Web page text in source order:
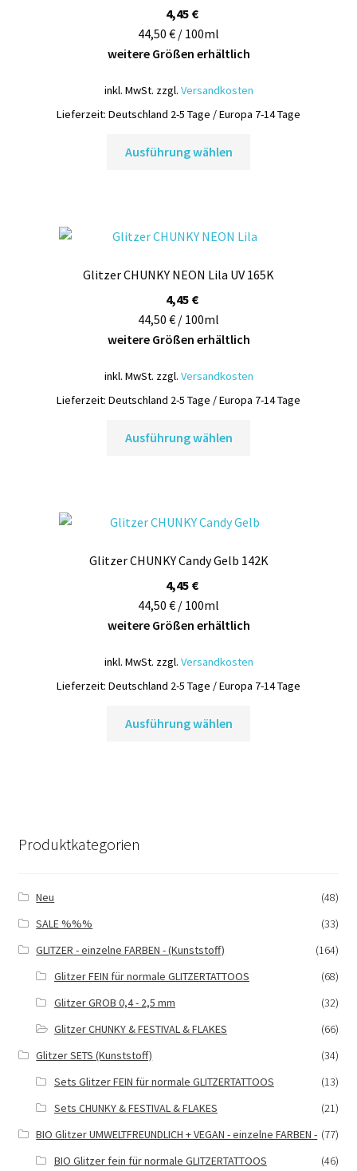
4,45 €
44,50 € / 100ml
weitere Größen erhältlich
inkl. MwSt. zzgl. Versandkosten
Lieferzeit: Deutschland 2-5 Tage / Europa 7-14 Tage
Ausführung wählen
auf.
Optionen
gewählt
werden
Glitzer CHUNKY NEON Lila UV 165K
4,45 €
44,50 € / 100ml
weitere Größen erhältlich
inkl. MwSt. zzgl. Versandkosten
Lieferzeit: Deutschland 2-5 Tage / Europa 7-14 Tage
Ausführung wählen
auf.
Optionen
gewählt
werden
Glitzer CHUNKY Candy Gelb 142K
4,45 €
44,50 € / 100ml
weitere Größen erhältlich
inkl. MwSt. zzgl. Versandkosten
Lieferzeit: Deutschland 2-5 Tage / Europa 7-14 Tage
Ausführung wählen
Produktkategorien
Neu
(48)
SALE %%%
(33)
GLITZER - einzelne FARBEN - (Kunststoff)
(164)
Glitzer FEIN für normale GLITZERTATTOOS
(68)
Glitzer GROB 0,4 - 2,5 mm
(32)
Glitzer CHUNKY & FESTIVAL & FLAKES
(66)
Glitzer SETS (Kunststoff)
(34)
Sets Glitzer FEIN für normale GLITZERTATTOOS
(13)
Sets CHUNKY & FESTIVAL & FLAKES
(21)
BIO Glitzer UMWELTFREUNDLICH + VEGAN - einzelne FARBEN - (77)
BIO Glitzer fein für normale GLITZERTATTOOS
(46)